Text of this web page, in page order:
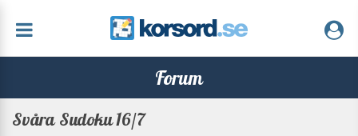
Forum
Svåra Sudoku 16/7